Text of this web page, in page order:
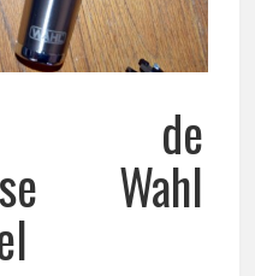
de
Wahl